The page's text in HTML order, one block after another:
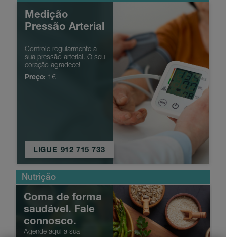
Medição
Pressão Arterial
Controle regularmente a
sua pressão arterial. O seu
coração agradece!
Preço: 1€
LIGUE 912 715 733
Nutrição
Coma de forma
saudável. Fale
connosco.
Agende aqui a sua